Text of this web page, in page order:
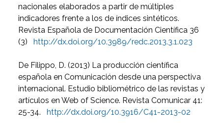
nacionales elaborados a partir de múltiples
indicadores frente a los de índices sintéticos.
Revista Española de Documentación Científica 36
(3)http://dx.doi.org/10.3989/redc.2013.3.1.023
De Filippo, D. (2013) La producción científica
española en Comunicación desde una perspectiva
internacional. Estudio bibliométrico de las revistas y
artículos en Web of Science. Revista Comunicar 41:
25-34.http://dx.doi.org/10.3916/C41-2013-02